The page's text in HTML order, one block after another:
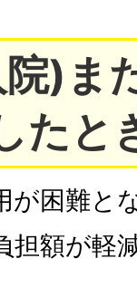
)ま
たと
が困難と
担額が軽